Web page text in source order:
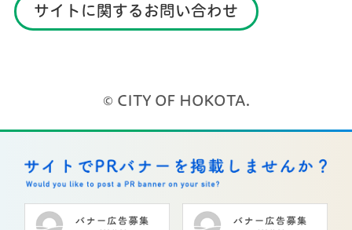
サイトに関するお問い合わせ
© CITY OF HOKOTA.